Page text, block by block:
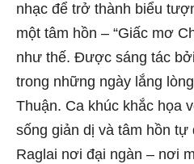
nhạc để trở thành biểu
một tâm hồn – “Giấc mơ
như thế. Được sáng tác
trong những ngày lắng
Thuận. Ca khúc khắc họa
sống giản dị và tâm hồn
Raglai nơi đại ngàn – nơi